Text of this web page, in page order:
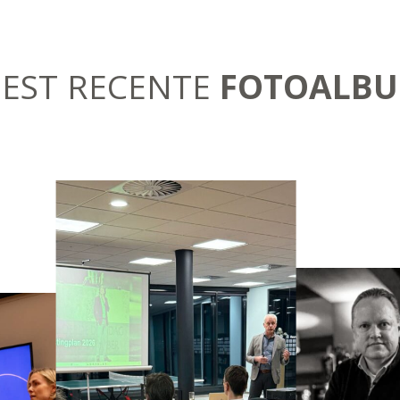
RECENTE